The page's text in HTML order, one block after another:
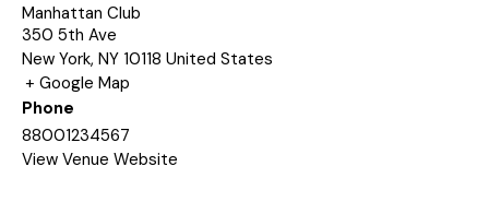
Manhattan Club
350 5th Ave
New York, NY 10118 United States
+ Google Map
Phone
88001234567
View Venue Website